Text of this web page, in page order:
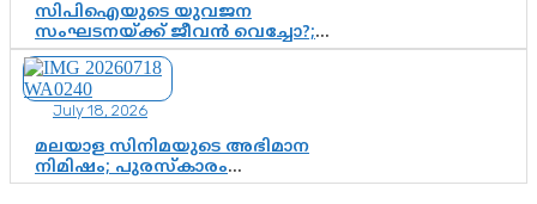
സിപിഐയുടെ യുവജന
സംഘടനയ്ക്ക് ജീവൻ വെച്ചോ?;
ജിസ്മോന്റെ വിമർശനം രാഷ്ട്രീയ
ഇരട്ടത്താപ്പെന്ന് ചർച്ച
July 18, 2026
മലയാള സിനിമയുടെ അഭിമാന
നിമിഷം; പുരസ്‌കാരം
ആഘോഷമാകട്ടെ, മികവ് ശീലമാകട്ടെ